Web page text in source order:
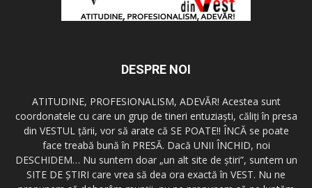
DESPRE NOI
ATITUDINE, PROFESIONALISM, ADEVĂR! Acestea sunt
coordonatele cu care un grup de tineri entuziaşti, căliţi în presa
din VESTUL ţării, vor să arate că SE POATE!! ÎNCĂ se poate
face treabă bună în PRESĂ. Dacă UNII ÎNCHID, noi
DESCHIDEM… Nu suntem doar „un alt site de ştiri”, suntem un
SITE DE ŞTIRI care vrea să dea ora exactă în VEST. Nu ne